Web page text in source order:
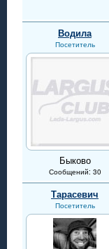
Водила
Посетитель
Быково
Сообщений: 30
Тарасевич
Посетитель